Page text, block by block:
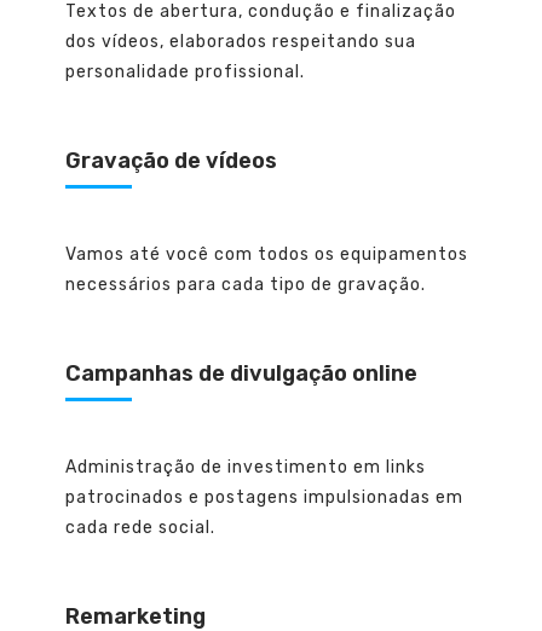
Textos de abertura, condução e finalização
dos vídeos, elaborados respeitando sua
personalidade profissional.
Gravação de vídeos
Vamos até você com todos os equipamentos
necessários para cada tipo de gravação.
Campanhas de divulgação online
Administração de investimento em links
patrocinados e postagens impulsionadas em
cada rede social.
Remarketing